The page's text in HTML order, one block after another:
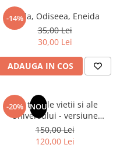
-14%
Iliada, Odiseea, Eneida
35,00 Lei
30,00 Lei
ADAUGA IN COS
-20% NOU
Din tainele vietii si ale
Universului - versiune
originala din 1939. Volumele I-
III. Cutie de colectie -Scarlat
Demetrescu
150,00 Lei
120,00 Lei